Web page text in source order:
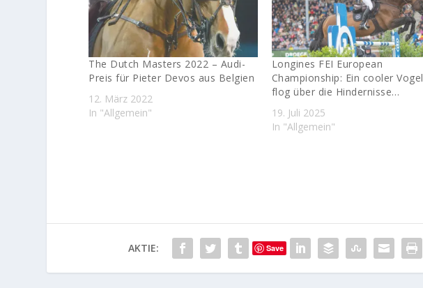
The Dutch Masters 2022 – Audi-
Preis für Pieter Devos aus Belgien
12. März 2022
In "Allgemein"
Longines FEI European
Championship: Ein cooler Vogel
flog über die Hindernisse…
19. Juli 2025
In "Allgemein"
AKTIE: Save